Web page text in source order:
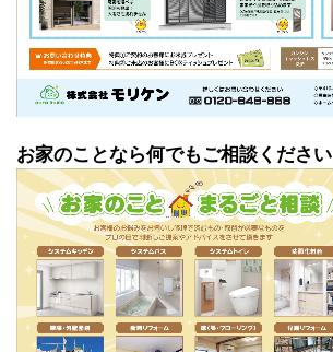
お家のことなら何でもご相談ください